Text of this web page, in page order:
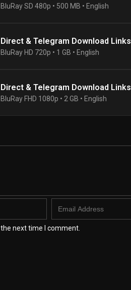
BluRay SD 480p • 500 MB • English
Direct & Telegram Download Links
BluRay HD 720p • 1 GB • English
Direct & Telegram Download Links
BluRay FHD 1080p • 2 GB • English
next time I comment.